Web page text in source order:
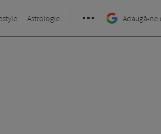
Astrologie Adaugă-ne